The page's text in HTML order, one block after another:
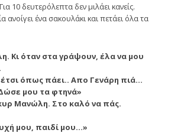
10 δευτερόλεπτα δεν μιλάει κανείς.
ένα σακουλάκι και πετάει όλα τα
Κι όταν στα γράψουν, έλα να μου
όπως πάει.. Απο Γενάρη πιά…
μου τα φτηνά»
Μανώλη. Στο καλό να πάς.
μου, παιδί μου…»